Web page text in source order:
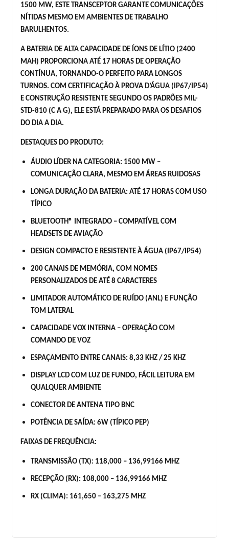
1500 MW, ESTE TRANSCEPTOR GARANTE COMUNICAÇÕES
NÍTIDAS MESMO EM AMBIENTES DE TRABALHO
BARULHENTOS.
A BATERIA DE ALTA CAPACIDADE DE ÍONS DE LÍTIO (2400
MAH) PROPORCIONA ATÉ 17 HORAS DE OPERAÇÃO
CONTÍNUA, TORNANDO-O PERFEITO PARA LONGOS
TURNOS. COM CERTIFICAÇÃO À PROVA D’ÁGUA (IP67/IP54)
E CONSTRUÇÃO RESISTENTE SEGUNDO OS PADRÕES MIL-
STD-810 (C A G), ELE ESTÁ PREPARADO PARA OS DESAFIOS
DO DIA A DIA.
DESTAQUES DO PRODUTO:
ÁUDIO LÍDER NA CATEGORIA: 1500 MW –
COMUNICAÇÃO CLARA, MESMO EM ÁREAS RUIDOSAS
LONGA DURAÇÃO DA BATERIA: ATÉ 17 HORAS COM USO
TÍPICO
BLUETOOTH® INTEGRADO – COMPATÍVEL COM
HEADSETS DE AVIAÇÃO
DESIGN COMPACTO E RESISTENTE À ÁGUA (IP67/IP54)
200 CANAIS DE MEMÓRIA, COM NOMES
PERSONALIZADOS DE ATÉ 8 CARACTERES
LIMITADOR AUTOMÁTICO DE RUÍDO (ANL) E FUNÇÃO
TOM LATERAL
CAPACIDADE VOX INTERNA – OPERAÇÃO COM
COMANDO DE VOZ
ESPAÇAMENTO ENTRE CANAIS: 8,33 KHZ / 25 KHZ
DISPLAY LCD COM LUZ DE FUNDO, FÁCIL LEITURA EM
QUALQUER AMBIENTE
CONECTOR DE ANTENA TIPO BNC
POTÊNCIA DE SAÍDA: 6W (TÍPICO PEP)
FAIXAS DE FREQUÊNCIA:
TRANSMISSÃO (TX): 118,000 – 136,99166 MHZ
RECEPÇÃO (RX): 108,000 – 136,99166 MHZ
RX (CLIMA): 161,650 – 163,275 MHZ